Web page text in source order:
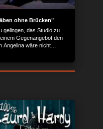
ohne Brücken"
gelingen, das Studio zu
Gegenangebot den
Angelina wäre nicht